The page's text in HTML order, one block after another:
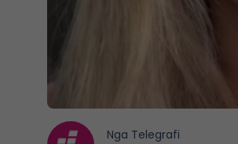
Nga Telegrafi